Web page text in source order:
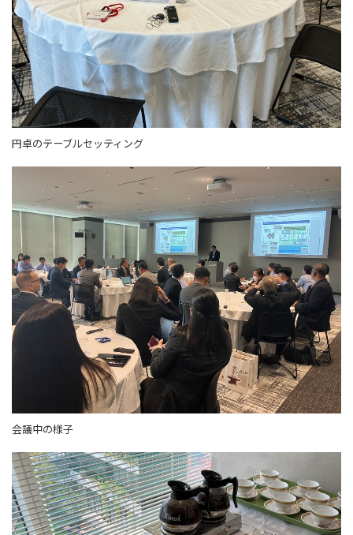
円卓のテーブルセッティング
会議中の様子